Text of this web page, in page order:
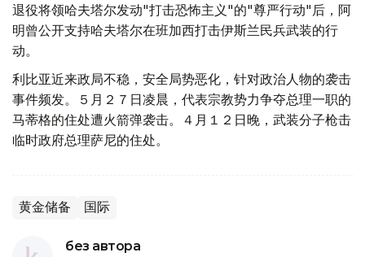
退役将领哈夫塔尔发动"打击恐怖主义"的"尊严行动"后，阿
明曾公开支持哈夫塔尔在班加西打击伊斯兰民兵武装的行
动。
利比亚近来政局不稳，安全局势恶化，针对政治人物的袭击
事件频发。５月２７日凌晨，代表宗教势力争夺总理一职的
马蒂格的住处遭火箭弹袭击。４月１２日晚，武装分子枪击
临时政府总理萨尼的住处。
黄金储备 国际
без автора